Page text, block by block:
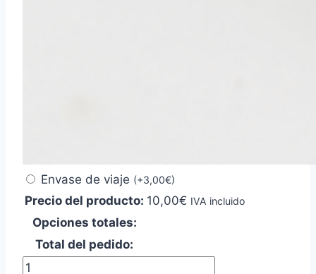
Envase de viaje (+3,00€)
Precio del producto: 10,00€ IVA incluido
Opciones totales:
Total del pedido:
Champú